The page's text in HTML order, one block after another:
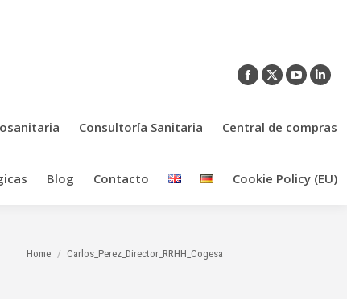
Facebook
opens
window
X
opens
window
opens
window
Consultoría Sanitaria Central de compras
Blog Contacto Cookie Policy (EU)
You are here:
Home Carlos_Perez_Director_RRHH_Cogesa